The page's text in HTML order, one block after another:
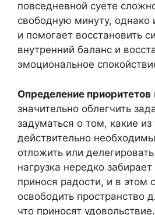
повседневной суете
свободную минуту, однако
и помогает восстановить
внутренний баланс и
эмоциональное
Определение приоритетов
значительно облегчить
задуматься о том, какие
действительно
отложить или
нагрузка нередко
принося радости, и в этом
освободить пространство
что приносят удовольствие.